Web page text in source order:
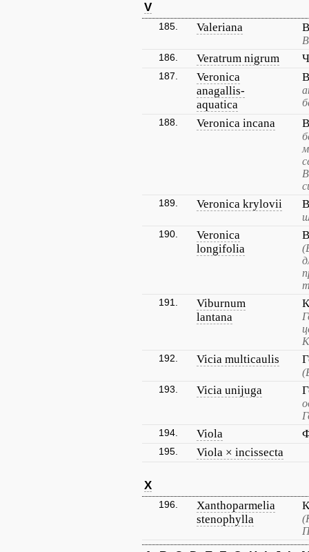
V
185. Valeriana
186. Veratrum nigrum
187.
Veronica
anagallis-
aquatica
188. Veronica incana
189. Veronica krylovii
190.
Veronica
longifolia
191.
Viburnum
lantana
192. Vicia multicaulis
193. Vicia unijuga
194. Viola
195. Viola × incissecta
X
196.
Xanthoparmelia
stenophylla